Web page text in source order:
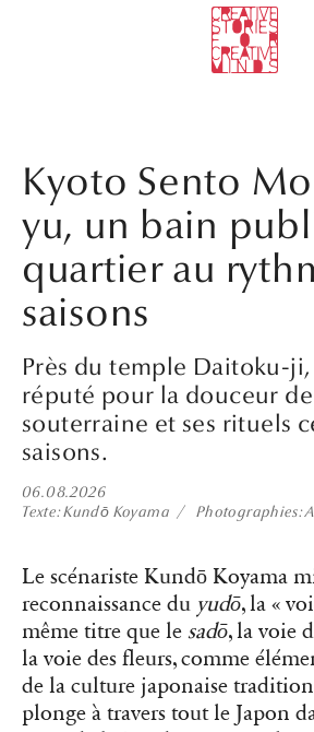
Kyoto Sento
yu, un bain
quartier au
saisons
Près du temple Daitoku-ji,
réputé pour la douceur
souterraine et ses rituels
saisons.
06.08.2026
Texte Kundō Koyama Photographies
Le scénariste Kundō Koyama
reconnaissance du yudō, la «
même titre que le sadō, la voie
la voie des fleurs, comme
de la culture japonaise
plonge à travers tout le Japon